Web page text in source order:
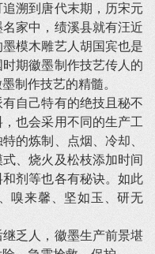
溯到唐代末期，历宋元
家中，绩溪县就有汪近
模木雕艺人胡国宾也是
期徽墨制作技艺传人的
制作技艺的精髓。
自己特有的绝技且秘不
也会采用不同的生产工
的炼制、点烟、冷却、
、烧火及松枝添加时间
剂等也各有秘诀。如此
嗅来馨、坚如玉、研无
乏人，徽墨生产前景堪